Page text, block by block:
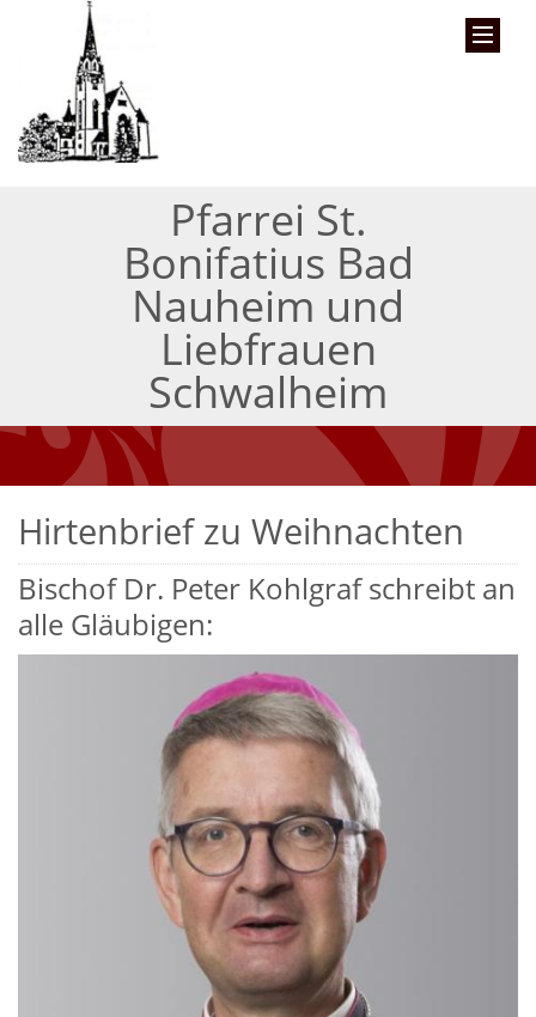
Pfarrei St.
Bonifatius Bad
Nauheim und
Liebfrauen
Schwalheim
Hirtenbrief zu Weihnachten
Bischof Dr. Peter Kohlgraf schreibt an
alle Gläubigen: